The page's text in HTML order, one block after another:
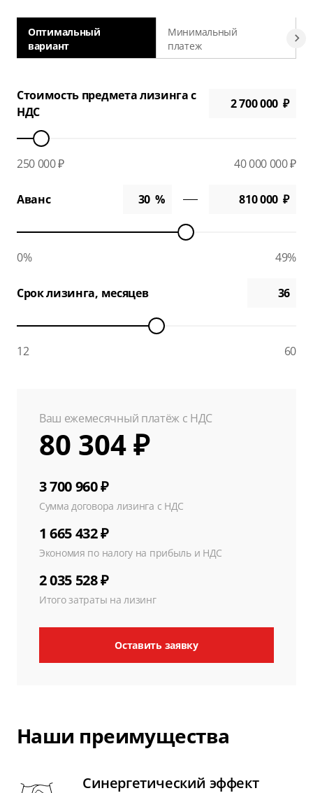
Оптимальный
вариант
Минимальный
платеж
Стоимость предмета лизинга с
НДС
250 000 ₽ 40 000 000 ₽
Аванс
0% 49%
Срок лизинга, месяцев
12 60
Ваш ежемесячный платёж с НДС
80 304 ₽
3 700 960 ₽
Сумма договора лизинга с НДС
1 665 432 ₽
Экономия по налогу на прибыль и НДС
2 035 528 ₽
Итого затраты на лизинг
Оставить заявку
Наши преимущества
Синергетический эффект